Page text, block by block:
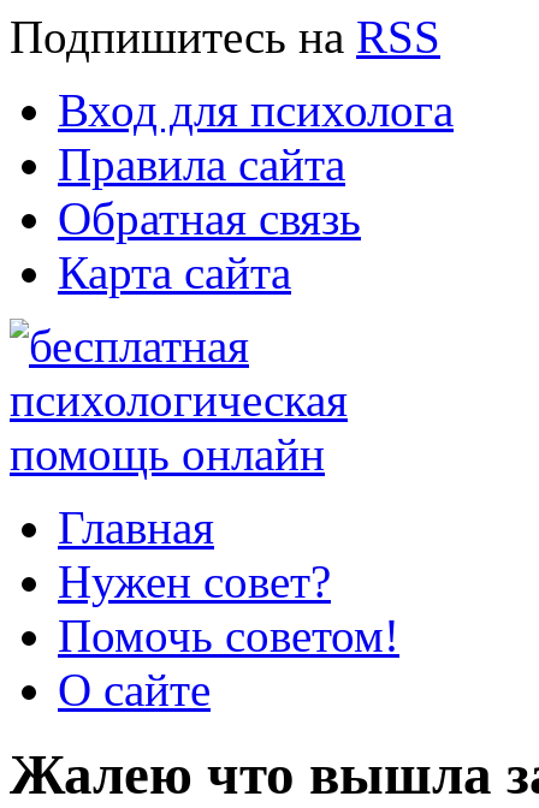
Подпишитесь на RSS
Вход для психолога
Правила сайта
Обратная связь
Карта сайта
Главная
Нужен совет?
Помочь советом!
О сайте
Жалею что вышла